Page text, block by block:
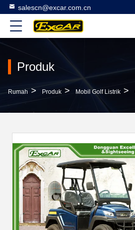
salescn@excar.com.cn
Produk
Rumah > Produk > Mobil Golf Listrik >